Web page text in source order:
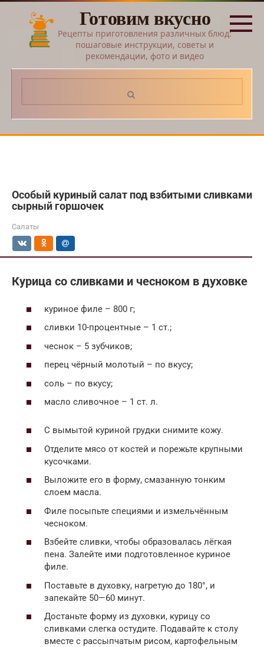
Перейти
контенту
Готовим вкусно
Рецепты приготовления различных блюд:
пошаговые инструкции, советы и
рекомендации, фото и видео
Особый куриный салат под взбитыми сливками
сырный горшочек
Салаты
Курица со сливками и чесноком в духовке
куриное филе – 800 г;
сливки 10-процентные – 1 ст.;
чеснок – 5 зубчиков;
перец чёрный молотый – по вкусу;
соль – по вкусу;
масло сливочное – 1 ст. л.
С вымытой куриной грудки снимите кожу.
Отделите мясо от костей и порежьте крупными
кусочками.
Выложите его в форму, смазанную тонким
слоем масла.
Филе посыпьте специями и измельчённым
чесноком.
Взбейте сливки, чтобы образовалась лёгкая
пена. Залейте ими подготовленное куриное
филе.
Поставьте в духовку, нагретую до 180°, и
запекайте 50—60 минут.
Достаньте форму из духовки, курицу со
сливками слегка остудите. Подавайте к столу
вместе с рассыпчатым рисом, картофельным